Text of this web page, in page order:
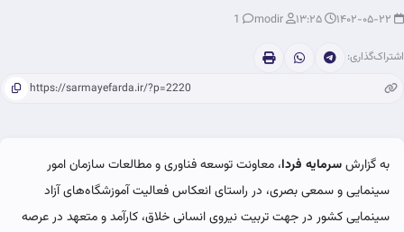
اشتراک‌گذاری:
به گزارشسرمایه فردا، معاونت توسعه فناوری و مطالعات سازمان امور
سینمایی و سمعی بصری، در راستای انعکاس فعالیت‌ آموزشگاه‌های آزاد
سینمایی کشور در جهت تربیت نیروی انسانی خلاق، کارآمد و متعهد در عرصه